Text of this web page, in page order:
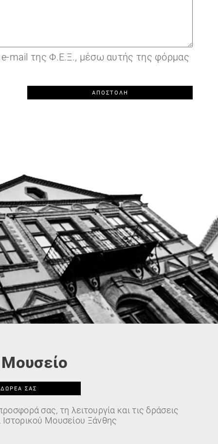
mail της Φ.Ε.Ξ., μέσω αυτής της φόρμας
ΣΑΣ
σας, τη λειτουργία και τις δράσεις
Μουσείου Ξάνθης